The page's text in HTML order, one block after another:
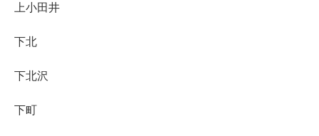
上小田井
下北
下北沢
下町